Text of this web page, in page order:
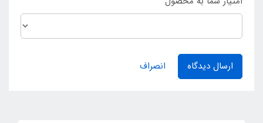
ارسال دیدگاه انصراف